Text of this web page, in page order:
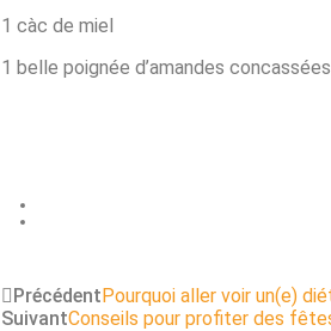
1 càc de miel
1 belle poignée d’amandes concassées
PrécédentPourquoi aller voir un(e)
SuivantConseils pour profiter des